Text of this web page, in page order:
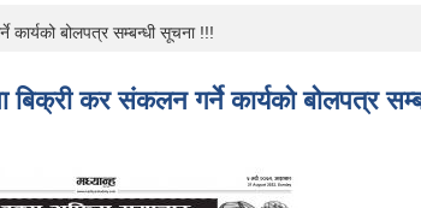
बोलपत्र सम्बन्धी सूचना !!!
कर संकलन गर्ने कार्यको बोलपत्र